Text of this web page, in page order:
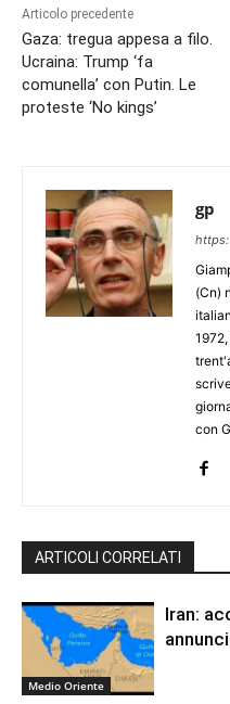
Articolo precedente
Gaza: tregua appesa a filo.
Ucraina: Trump ‘fa
comunella’ con Putin. Le
proteste ‘No kings’
gp
https:
(Cn)
con
ARTICOLI CORRELATI
Medio Oriente
Iran: